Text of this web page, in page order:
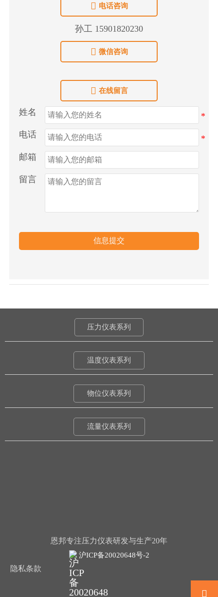
 电话咨询
孙工 15901820230
 微信咨询
 在线留言
姓名
电话
邮箱
留言
信息提交
压力仪表系列
温度仪表系列
物位仪表系列
流量仪表系列
恩邦专注压力仪表研发与生产20年
沪ICP备20020648号-2
隐私条款
